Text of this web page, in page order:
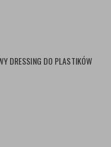
DRESSING DO PLASTIKÓW